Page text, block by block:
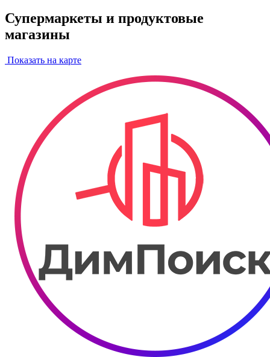
Супермаркеты и продуктовые
магазины
Показать на карте